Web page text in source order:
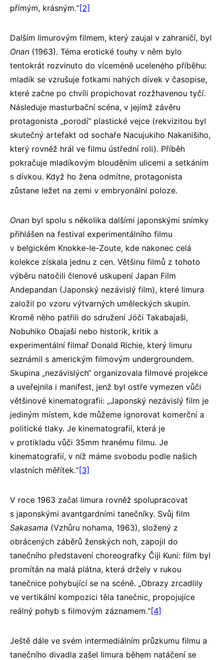
přímým, krásným.“[2]
Dalším Iimurovým filmem, který zaujal v zahraničí, byl
Onan (1963). Téma erotické touhy v něm bylo
tentokrát rozvinuto do víceméně uceleného příběhu:
mladík se vzrušuje fotkami nahých dívek v časopise,
které začne po chvíli propichovat rozžhavenou tyčí.
Následuje masturbační scéna, v jejímž závěru
protagonista „porodí“ plastické vejce (rekvizitou byl
skutečný artefakt od sochaře Nacujukiho Nakanišiho,
který rovněž hrál ve filmu ústřední roli). Příběh
pokračuje mladíkovým blouděním ulicemi a setkáním
s dívkou. Když ho žena odmítne, protagonista
zůstane ležet na zemi v embryonální poloze.
Onan byl spolu s několika dalšími japonskými snímky
přihlášen na festival experimentálního filmu
v belgickém Knokke-le-Zoute, kde nakonec celá
kolekce získala jednu z cen. Většinu filmů z tohoto
výběru natočili členové uskupení Japan Film
Andepandan (Japonský nezávislý film), které Iimura
založil po vzoru výtvarných uměleckých skupin.
Kromě něho patřili do sdružení Jóči Takabajaši,
Nobuhiko Obajaši nebo historik, kritik a
experimentální filmař Donald Richie, který Iimuru
seznámil s americkým filmovým undergroundem.
Skupina „nezávislých“ organizovala filmové projekce
a uveřejnila i manifest, jenž byl ostře vymezen vůči
většinové kinematografii: „Japonský nezávislý film je
jediným místem, kde můžeme ignorovat komerční a
politické tlaky. Je kinematografií, která je
v protikladu vůči 35mm hranému filmu. Je
kinematografií, v níž máme svobodu podle našich
vlastních měřítek.“[3]
V roce 1963 začal Iimura rovněž spolupracovat
s japonskými avantgardními tanečníky. Svůj film
Sakasama (Vzhůru nohama, 1963), složený z
obrácených záběrů ženských noh, zapojil do
tanečního představení choreografky Čiji Kuni: film byl
promítán na malá plátna, která držely v rukou
tanečnice pohybující se na scéně. „Obrazy zrcadlily
ve vertikální kompozici těla tanečnic, propojujíce
reálný pohyb s filmovým záznamem.“[4]
Ještě dále ve svém intermediálním průzkumu filmu a
tanečního divadla zašel Iimura během natáčení se